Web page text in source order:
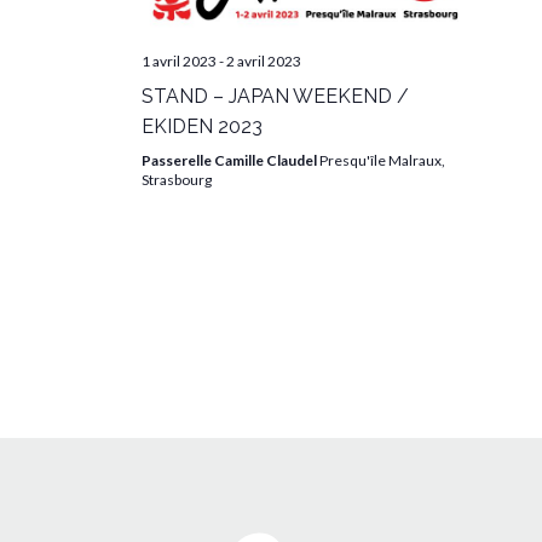
1 avril 2023 -2 avril 2023
STAND – JAPAN WEEKEND /
EKIDEN 2023
Passerelle Camille ClaudelPresqu'île Malraux,
Strasbourg